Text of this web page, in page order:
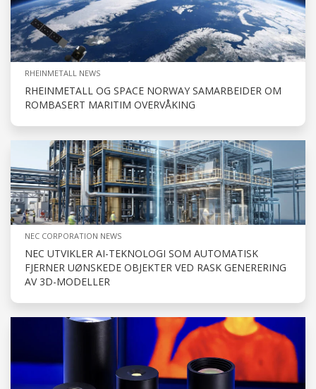
RHEINMETALL NEWS
RHEINMETALL OG SPACE NORWAY SAMARBEIDER OM
ROMBASERT MARITIM OVERVÅKING
NEC CORPORATION NEWS
NEC UTVIKLER AI-TEKNOLOGI SOM AUTOMATISK
FJERNER UØNSKEDE OBJEKTER VED RASK GENERERING
AV 3D-MODELLER